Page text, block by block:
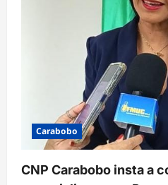
Carabobo
CNP Carabobo insta a